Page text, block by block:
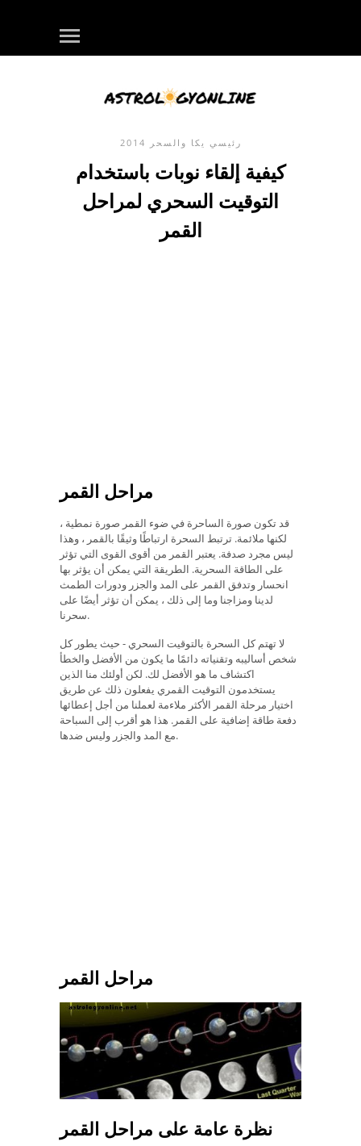
رئيسي يكا والسحر
كيفية إلقاء نوبات باستخدام
التوقيت السحري لمراحل
القمر
مراحل القمر
قد تكون صورة الساحرة في ضوء القمر صورة نمطية ،
لكنها ملائمة. ترتبط السحرة ارتباطًا وثيقًا بالقمر ، وهذا
ليس مجرد صدفة. يعتبر القمر من أقوى القوى التي تؤثر
على الطاقة السحرية. الطريقة التي يمكن أن يؤثر بها
انحسار وتدفق القمر على المد والجزر ودورات الطمث
لدينا ومزاجنا وما إلى ذلك ، يمكن أن تؤثر أيضًا على
سحرنا.
لا تهتم كل السحرة بالتوقيت السحري - حيث يطور كل
شخص أساليبه وتقنياته دائمًا ما يكون من الأفضل والخطأ
اكتشاف ما هو الأفضل لك. لكن أولئك منا الذين
يستخدمون التوقيت القمري يفعلون ذلك عن طريق
اختيار مرحلة القمر الأكثر ملاءمة لعملنا من أجل إعطائها
دفعة طاقة إضافية على القمر. هذا هو أقرب إلى السباحة
مع المد والجزر وليس ضدها.
مراحل القمر
نظرة عامة على مراحل القمر